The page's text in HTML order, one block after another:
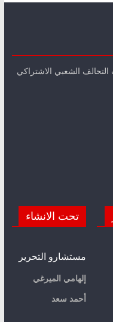
الشعبي الاشتراكي
تحت الانشاء
مستشارو التحرير
إلهامي الميرغي
أحمد سعد